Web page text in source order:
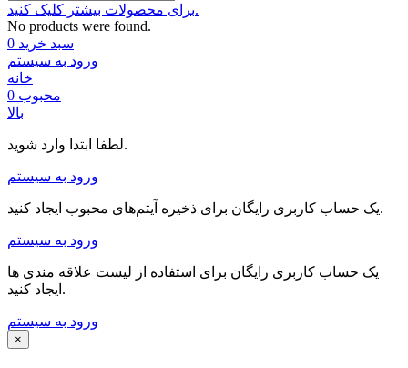
برای محصولات بیشتر کلیک کنید.
No products were found.
سبد خرید 0
ورود به سیستم
خانه
محبوب 0
بالا
لطفا ابتدا وارد شوید.
ورود به سیستم
یک حساب کاربری رایگان برای ذخیره آیتم‌های محبوب ایجاد کنید.
ورود به سیستم
یک حساب کاربری رایگان برای استفاده از لیست علاقه مندی ها
ایجاد کنید.
ورود به سیستم
×